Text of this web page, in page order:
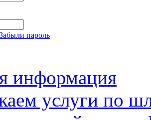
пароль
информация
услуги по